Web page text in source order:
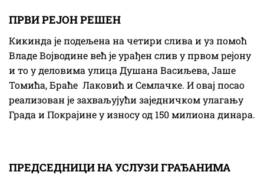
ПРВИ РЕЈОН РЕШЕН
Кикинда је подељена на четири слива и уз помоћ
Владе Војводине већ је урађен слив у првом рејону
и то у деловима улица Душана Васиљева, Јаше
Томића, Браће Лаковић и Семлачке. И овај посао
реализован је захваљујући заједничком улагању
Града и Покрајине у износу од 150 милиона динара.
ПРЕДСЕДНИЦИ НА УСЛУЗИ ГРАЂАНИМА